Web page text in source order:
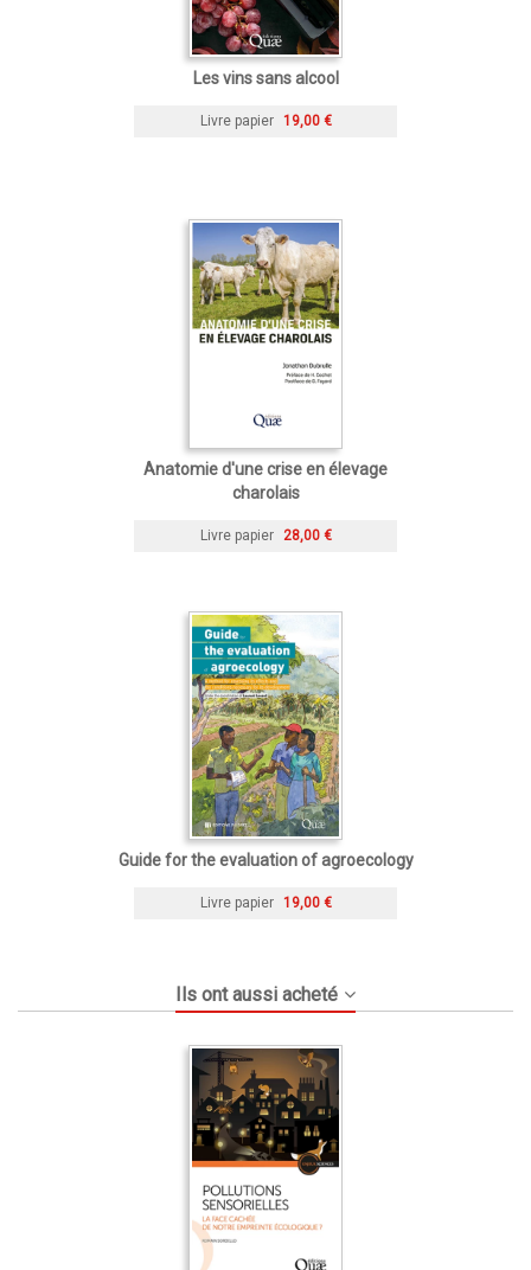
Les vins sans alcool
Livre papier 19,00 €
Anatomie d'une crise en élevage
charolais
Livre papier 28,00 €
Guide for the evaluation of agroecology
Livre papier 19,00 €
Ils ont aussi acheté